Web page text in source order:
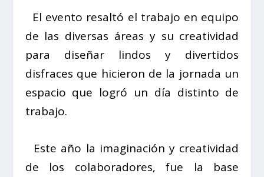
El evento resaltó el trabajo en equipo
de las diversas áreas y su creatividad
para diseñar lindos y divertidos
disfraces que hicieron de la jornada un
espacio que logró un día distinto de
trabajo.
Este año la imaginación y creatividad
de los colaboradores, fue la base